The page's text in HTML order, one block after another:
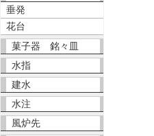
垂発
花台
菓子器 銘々皿
水指
建水
水注
風炉先